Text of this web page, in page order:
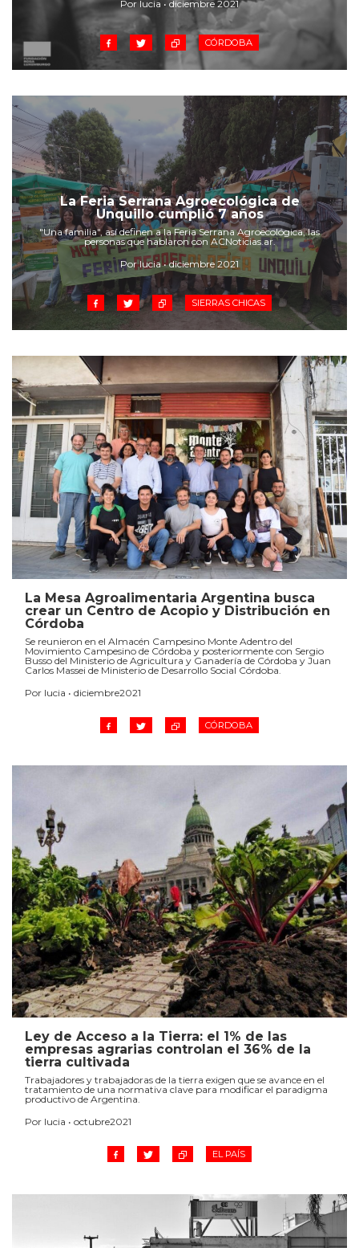
Por lucia • diciembre 2021
CÓRDOBA
La Feria Serrana Agroecológica de
Unquillo cumplió 7 años
"Una familia", así definen a la Feria Serrana Agroecológica, las
personas que hablaron con ACNoticias.ar.
Por lucia • diciembre 2021
SIERRAS CHICAS
La Mesa Agroalimentaria Argentina busca
crear un Centro de Acopio y Distribución en
Córdoba
Se reunieron en el Almacén Campesino Monte Adentro del
Movimiento Campesino de Córdoba y posteriormente con Sergio
Busso del Ministerio de Agricultura y Ganadería de Córdoba y Juan
Carlos Massei de Ministerio de Desarrollo Social Córdoba.
Por lucia • diciembre2021
CÓRDOBA
Ley de Acceso a la Tierra: el 1% de las
empresas agrarias controlan el 36% de la
tierra cultivada
Trabajadores y trabajadoras de la tierra exigen que se avance en el
tratamiento de una normativa clave para modificar el paradigma
productivo de Argentina.
Por lucia • octubre2021
EL PAÍS